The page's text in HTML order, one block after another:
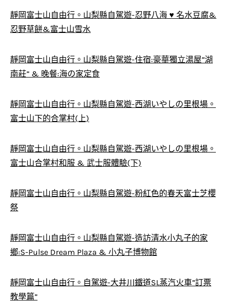
靜岡富士山自由行。山梨縣自駕遊-忍野八海 ♥ 名水豆腐&
忍野草餅&富士山雪水
靜岡富士山自由行。山梨縣自駕遊-住宿:豪華獨立湯屋”湖
南莊” & 晚餐:海の家定食
靜岡富士山自由行。山梨縣自駕遊-西湖いやしの里根場。
富士山下的合掌村(上)
靜岡富士山自由行。山梨縣自駕遊-西湖いやしの里根場。
富士山合掌村和服 & 武士服體驗(下)
靜岡富士山自由行。山梨縣自駕遊-粉紅色的春天富士芝櫻
祭
靜岡富士山自由行。山梨縣自駕遊-造訪清水小丸子的家
鄉:S-Pulse Dream Plaza & 小丸子博物館
靜岡富士山自由行。自駕遊-大井川鐵道SL蒸汽火車”訂票
教學篇”